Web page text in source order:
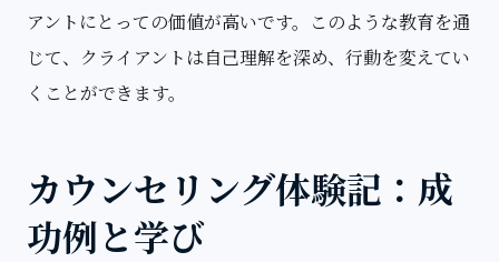
アントにとっての価値が高いです。このような教育を通
じて、クライアントは自己理解を深め、行動を変えてい
くことができます。
カウンセリング体験記：成
功例と学び